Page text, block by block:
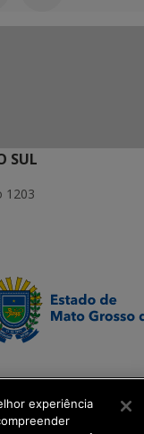
SUL
1203
experiência